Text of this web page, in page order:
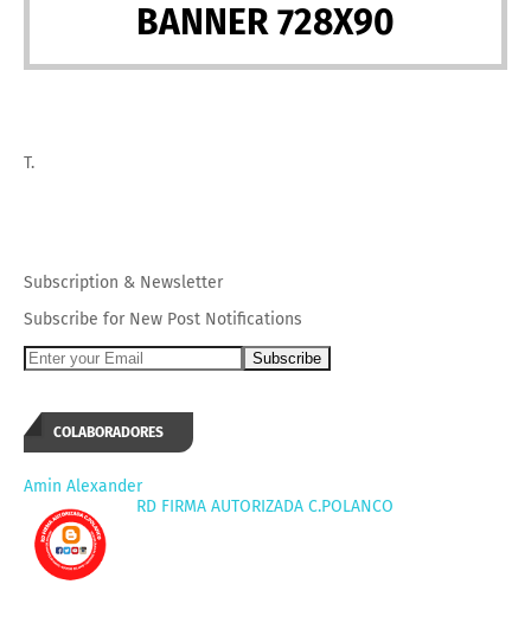
BANNER 728X90
T.
Subscription & Newsletter
Subscribe for New Post Notifications
COLABORADORES
Amin Alexander
RD FIRMA AUTORIZADA C.POLANCO